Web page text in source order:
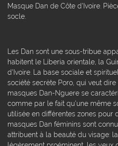
Masque Dan de Côte d'Ivoire.
socle.
Les Dan sont une sous-tribue
habitent le Liberia orientale, la
d'Ivoire. La base sociale et
société secrète Poro, qui veut
masques Dan-Nguere se
comme par le fait qu'une même
utilisée en différentes zones pour
masques Dan féminins sont
attribuent à la beauté du visage: